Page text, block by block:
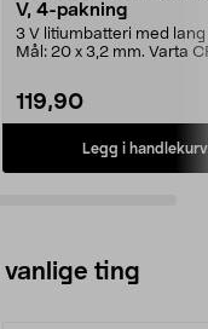
V, 4-pakning
3 V litiumbatteri med
Mål: 20 x 3,2 mm. Varta
119,90
Legg i handlekurv
ting